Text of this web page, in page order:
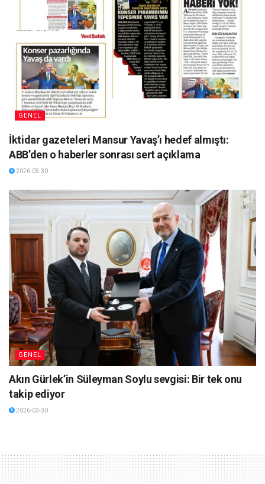
GENEL
İktidar gazeteleri Mansur Yavaş’ı hedef almıştı:
ABB’den o haberler sonrası sert açıklama
2026-03-30
GENEL
Akın Gürlek’in Süleyman Soylu sevgisi: Bir tek onu
takip ediyor
2026-03-30